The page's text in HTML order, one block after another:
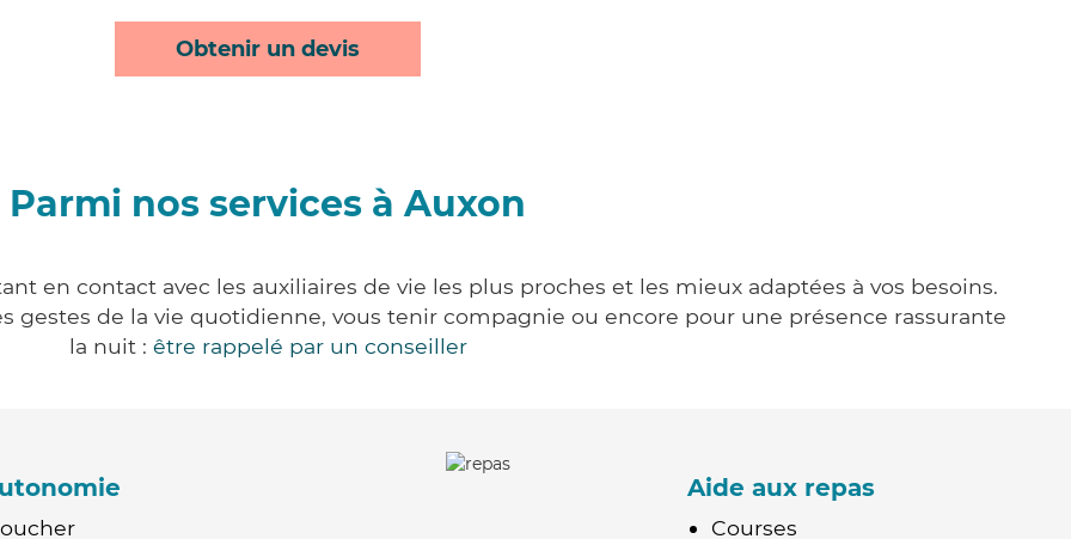
Obtenir un devis
Parmi nos services à Auxon
en contact avec les auxiliaires de vie les plus proches et les mieux adaptées à vos besoins.
gestes de la vie quotidienne, vous tenir compagnie ou encore pour une présence rassurante
la nuit : être rappelé par un conseiller
Aide aux repas
Courses